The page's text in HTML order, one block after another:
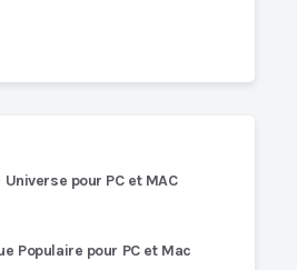
Universe pour PC et MAC
Populaire pour PC et Mac